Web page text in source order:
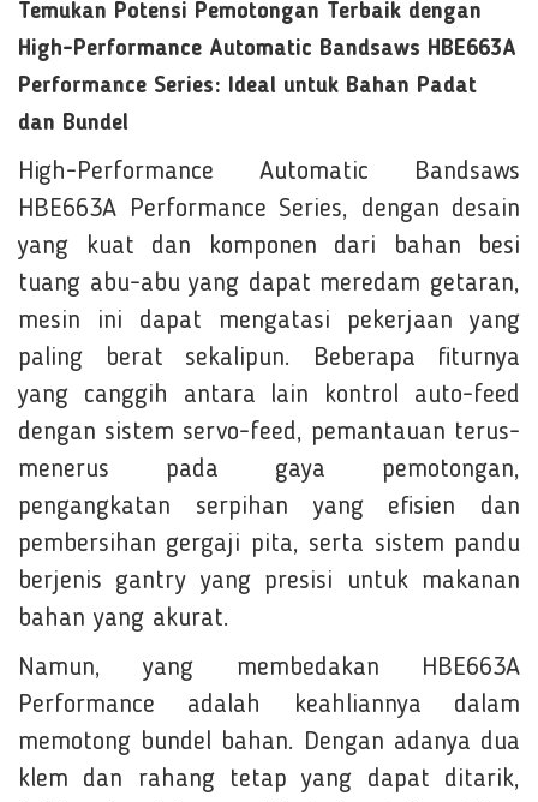
Temukan Potensi Pemotongan Terbaik dengan
High-Performance Automatic Bandsaws HBE663A
Performance Series: Ideal untuk Bahan Padat
dan Bundel
High-Performance Automatic Bandsaws
HBE663A Performance Series, dengan desain
yang kuat dan komponen dari bahan besi
tuang abu-abu yang dapat meredam getaran,
mesin ini dapat mengatasi pekerjaan yang
paling berat sekalipun. Beberapa fiturnya
yang canggih antara lain kontrol auto-feed
dengan sistem servo-feed, pemantauan terus-
menerus pada gaya pemotongan,
pengangkatan serpihan yang efisien dan
pembersihan gergaji pita, serta sistem pandu
berjenis gantry yang presisi untuk makanan
bahan yang akurat.
Namun, yang membedakan HBE663A
Performance adalah keahliannya dalam
memotong bundel bahan. Dengan adanya dua
klem dan rahang tetap yang dapat ditarik,